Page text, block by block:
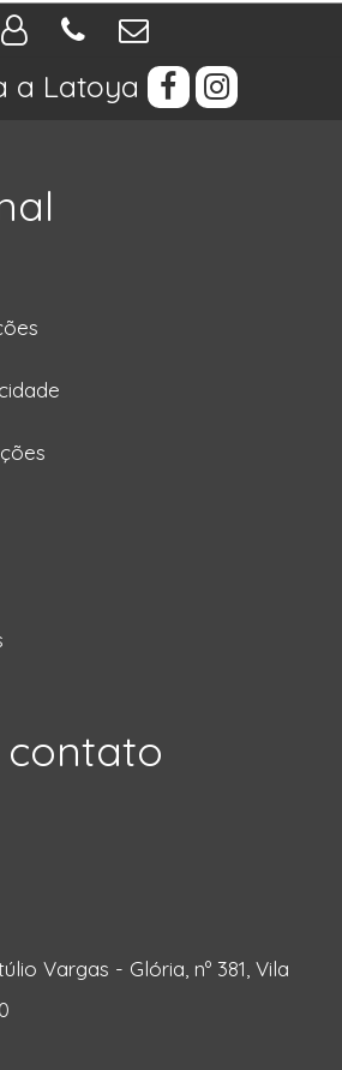
a Latoya
contato
Vargas - Glória, nº 381, Vila